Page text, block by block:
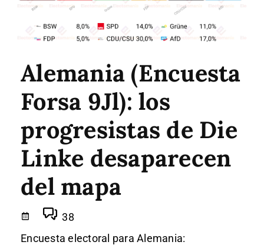
Alemania (Encuesta
Forsa 9Jl): los
progresistas de Die
Linke desaparecen
del mapa
38
Encuesta electoral para Alemania: